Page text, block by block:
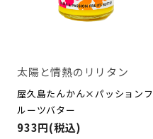
太陽と情熱のリリタン
屋久島たんかん×パッションフ
ルーツバター
933円(税込)